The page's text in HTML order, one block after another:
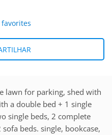
lawn for parking, shed with
a double bed + 1 single
single beds, 2 complete
beds. single, bookcase,